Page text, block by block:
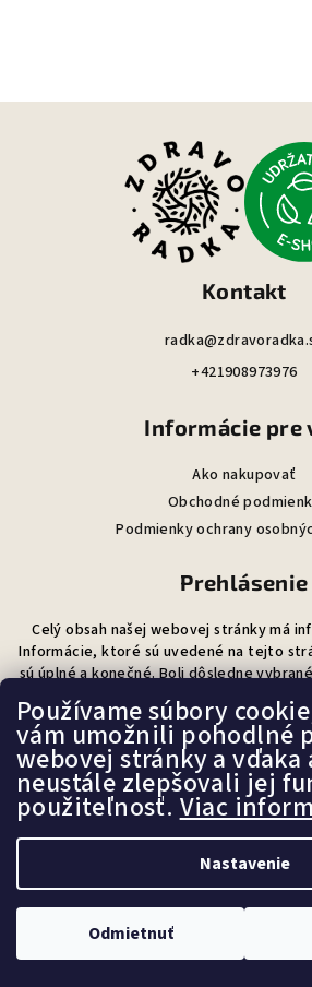
Používame súbory
vám umožnili pohodlné
webovej stránky a vďaka
neustále zlepšovali jej
použiteľnosť.Viac
Nastavenie
Odmietnuť
Kontakt
+421908973976
Informácie pre
Ako nakupovať
Obchodné
Podmienky ochrany
Prehlásenie
Celý obsah našej webovej stránky má
Informácie, ktoré sú uvedené na tejto
sú úplné a konečné. Boli dôsledne
a ako pomoc a návrh , ako udržať
Nenahrádzajú v žiadnom prípade
alebo iného
Výživové doplnky a produkty v tomto
liečebné účely a nenahrádzajú pestrú
odborníka v danej oblasti predtým,
akékoľvek výživové